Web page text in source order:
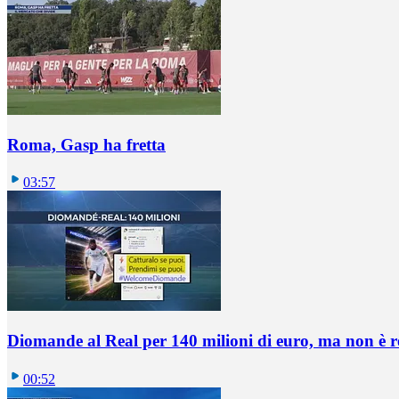
Roma, Gasp ha fretta
03:57
Diomande al Real per 140 milioni di euro, ma non è
00:52